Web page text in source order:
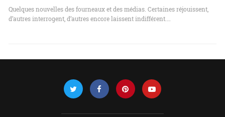
Quelques nouvelles des fourneaux et des médias. Certaines réjouissent,
d’autres interrogent, d’autres encore laissent indifférent.…